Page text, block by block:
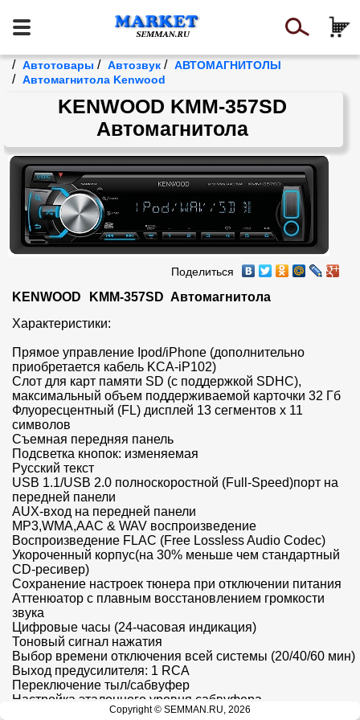
/ Автотовары / Автозвук / АВТОМАГНИТОЛЫ
/ Автомагнитола Kenwood
KENWOOD KMM-357SD
Автомагнитола
Поделиться
KENWOOD	KMM-357SD  Автомагнитола
Характеристики:
Прямое управление Ipod/iPhone (дополнительно
приобретается кабель KCA-iP102)
Слот для карт памяти SD (с поддержкой SDHС),
максимальный объем поддерживаемой карточки 32 Гб
Флуоресцентный (FL) дисплей 13 сегментов х 11
символов
Съемная передняя панель
Подсветка кнопок: изменяемая
Русский текст
USB 1.1/USB 2.0 полноскоростной (Full-Speed)порт на
передней панели
AUX-вход на передней панели
MP3,WMA,AAC & WAV воспроизведение
Воспроизведение FLAC (Free Lossless Audio Codec)
Укороченный корпус(на 30% меньше чем стандартный
CD-ресивер)
Сохранение настроек тюнера при отключении питания
Аттенюатор с плавным восстановлением громкости
звука
Цифровые часы (24-часовая индикация)
Тоновый сигнал нажатия
Выбор времени отключения всей системы (20/40/60 мин)
Выход предусилителя: 1 RCA
Переключение тыл/сабвуфер
Настройка эталонного уровня сабвуфера
Регулятор баланса/фейдера/тонкомпенсации
Copyright © SEMMAN.RU, 2026